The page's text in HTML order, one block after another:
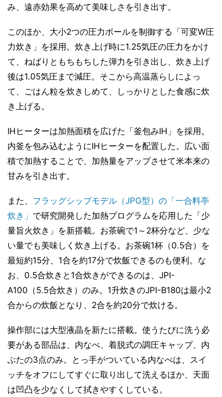
み、遠赤効果を高めて美味しさを引き出す。
このほか、大小2つの圧力ボールを制御する「可変W圧
力炊き」を採用。炊き上げ時に1.25気圧の圧力をかけ
て、ねばりともちもちした弾力を引き出し、炊き上げ
後は1.05気圧まで減圧。そこから高温蒸らしによっ
て、ごはん粒を炊きしめて、しっかりとした食感に炊
き上げる。
IHヒーターは加熱面積を広げた「釜包みIH」を採用。
内釜を包み込むようにIHヒーターを配置した。広い面
積で加熱することで、加熱量をアップさせて米本来の
甘みを引き出す。
また、 フラッグシップモデル（JPG型）の「一合料亭
炊き」 で研究開発した加熱プログラムを応用した「少
量旨火炊き」を新搭載。お茶碗で1～2杯分など、少な
い量でも美味しく炊き上げる。お茶碗1杯（0.5合）を
最短約15分、1合を約17分で炊飯できるのも便利。な
お、0.5合炊きと1合炊きができるのは、JPI-
A100（5.5合炊き）のみ。1升炊きのJPI-B180は最小2
合からの炊飯となり、2合を約20分で炊ける。
操作部には大型液晶を新たに搭載。使うたびに洗う必
要がある部品は、内なべ、着脱式の調圧キャップ、内
ぶたの3点のみ。とっ手がついている内なべは、スイ
ッチをオフにしてすぐに取り出して洗えるほか、天面
は凹凸を少なくして拭きやすくしている。